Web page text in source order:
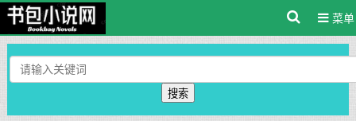
菜单
搜索